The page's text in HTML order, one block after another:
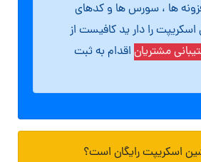
ها ، سورس ها و کدهای
را دار ید کافیست از
مشتریان اقدام به ثبت
اسکریپت رایگان است؟